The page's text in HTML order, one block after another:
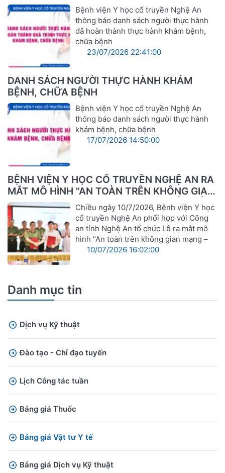
BỆNH, CHỮA BỆNHBệnh viện Y học cổ truyền Nghệ An
thông báo danh sách người thực hành
đã hoàn thành thực hành khám bệnh,
chữa bệnh
23/07/2026 22:41:00
DANH SÁCH NGƯỜI THỰC HÀNH KHÁM
BỆNH, CHỮA BỆNH
Bệnh viện Y học cổ truyền Nghệ An
thông báo danh sách người thực hành
khám bệnh, chữa bệnh
17/07/2026 14:50:00
BỆNH VIỆN Y HỌC CỔ TRUYỀN NGHỆ AN RA
MẮT MÔ HÌNH "AN TOÀN TRÊN KHÔNG GIAN
MẠNG – VỮNG VÀNG TRONG CHUYỂN ĐỔI
SỐ"
Chiều ngày 10/7/2026, Bệnh viện Y học
cổ truyền Nghệ An phối hợp với Công
an tỉnh Nghệ An tổ chức Lễ ra mắt mô
hình "An toàn trên không gian mạng –
10/07/2026 16:02:00
Danh mục tin
Dịch vụ Kỹ thuật
Đào tạo - Chỉ đạo tuyến
Lịch Công tác tuần
Bảng giá Thuốc
Bảng giá Vật tư Y tế
Bảng giá Dịch vụ Kỹ thuật